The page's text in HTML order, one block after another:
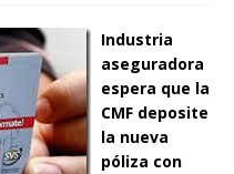
Industria
aseguradora
espera que la
CMF deposite
la nueva
póliza con